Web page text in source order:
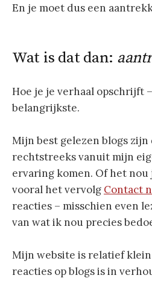
En je moet dus een
Wat is dat dan:
Hoe je je verhaal opschrijft
belangrijkste.
Mijn best gelezen blogs
rechtstreeks vanuit mijn
ervaring komen. Of het nou
vooral het vervolg Contact
reacties – misschien even
van wat ik nou precies
Mijn website is relatief
reacties op blogs is in